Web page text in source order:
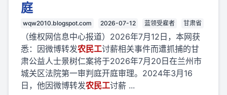
庭
wqw2010.blogspot.com 2026-07-12 蓝领受雇者 甘肃省
（维权网信息中心报道）2026年7月12日，本网获
悉：因微博转发农民工讨薪相关事件而遭抓捕的甘
肃公益人士景树仁案将于2026年7月20日在兰州市
城关区法院第一审判庭开庭审理。2024年3月16
日，他因微博转发农民工讨薪 ...